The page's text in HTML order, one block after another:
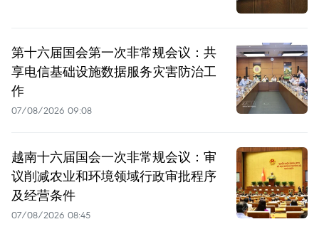
第十六届国会第一次非常规会议：共
享电信基础设施数据服务灾害防治工
作
07/08/2026 09:08
越南十六届国会一次非常规会议：审
议削减农业和环境领域行政审批程序
及经营条件
07/08/2026 08:45